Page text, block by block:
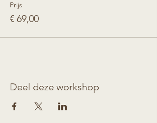
Prijs
€ 69,00
Deel deze workshop